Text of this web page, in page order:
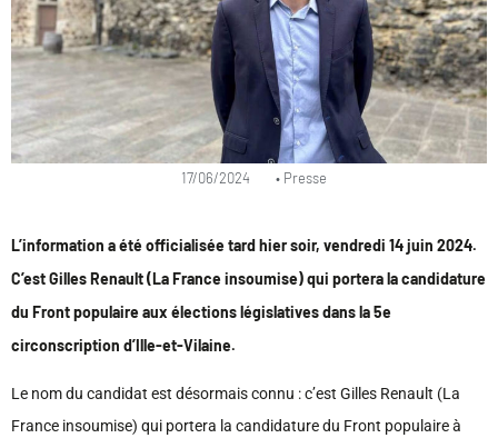
17/06/2024 • Presse
L’information a été officialisée tard hier soir, vendredi 14 juin 2024.
C’est Gilles Renault (La France insoumise) qui portera la candidature
du Front populaire aux élections législatives dans la 5e
circonscription d’Ille-et-Vilaine.
Le nom du candidat est désormais connu : c’est Gilles Renault (La
France insoumise) qui portera la candidature du Front populaire à